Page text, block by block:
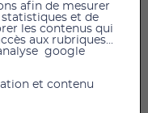
afin de mesurer
statistiques et de
les contenus qui
aux rubriques...
google
et contenu